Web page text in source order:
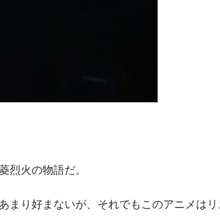
烈火の物語だ。
まり好まないが、それでもこのアニメは